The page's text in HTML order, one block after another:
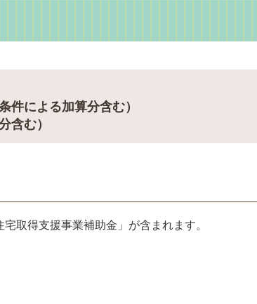
件による加算分含む）
む）
取得支援事業補助金」が含まれます。